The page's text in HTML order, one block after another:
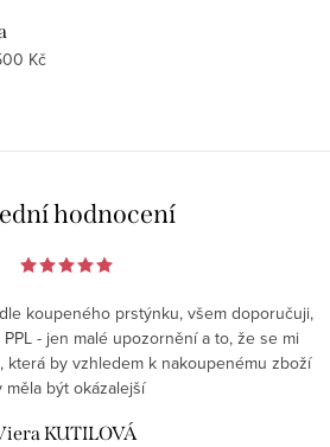
Kč
hodnocení
koupeného prstýnku, všem doporučuji,
- jen malé upozornění a to, že se mi
která by vzhledem k nakoupenému zboží
měla být okázalejší
KUTILOVÁ